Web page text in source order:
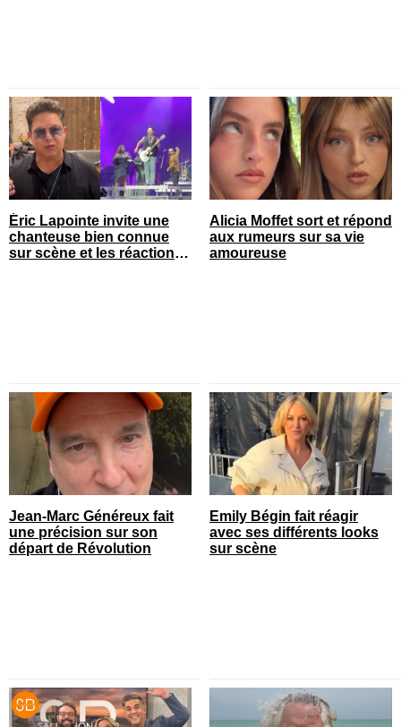
Éric Lapointe invite une
chanteuse bien connue
sur scène et les réactions
Alicia Moffet sort et répond
aux rumeurs sur sa vie
amoureuse
Jean-Marc Généreux fait
une précision sur son
départ de Révolution
Emily Bégin fait réagir
avec ses différents looks
sur scène